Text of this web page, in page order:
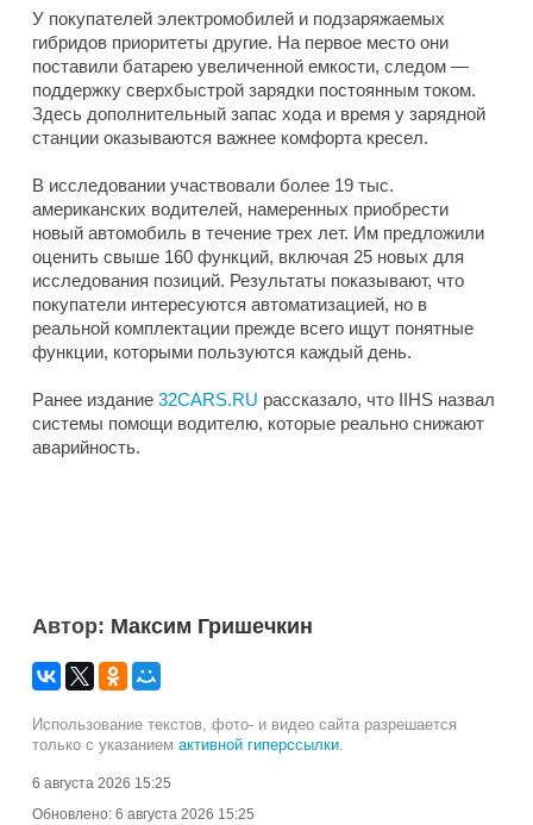
У покупателей электромобилей и подзаряжаемых
гибридов приоритеты другие. На первое место они
поставили батарею увеличенной емкости, следом —
поддержку сверхбыстрой зарядки постоянным током.
Здесь дополнительный запас хода и время у зарядной
станции оказываются важнее комфорта кресел.
В исследовании участвовали более 19 тыс.
американских водителей, намеренных приобрести
новый автомобиль в течение трех лет. Им предложили
оценить свыше 160 функций, включая 25 новых для
исследования позиций. Результаты показывают, что
покупатели интересуются автоматизацией, но в
реальной комплектации прежде всего ищут понятные
функции, которыми пользуются каждый день.
Ранее издание 32CARS.RU рассказало, что IIHS назвал
системы помощи водителю, которые реально снижают
аварийность.
Автор: Максим Гришечкин
Использование текстов, фото- и видео сайта разрешается
только с указанием активной гиперссылки.
6 августа 2026 15:25
Обновлено: 6 августа 2026 15:25